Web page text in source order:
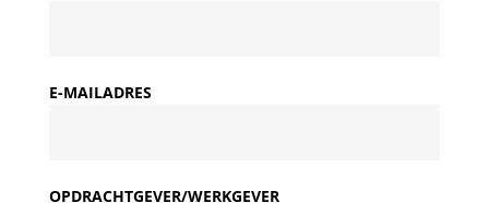
E-MAILADRES
OPDRACHTGEVER/WERKGEVER